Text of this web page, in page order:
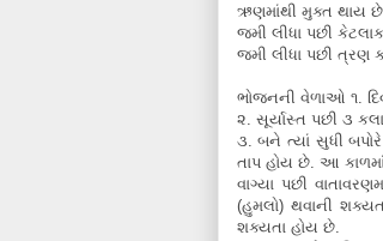
ઋણમાંથી મુક્ત થાય
જમી લીધા પછી
જમી લીધા પછી ત્રણ
ભોજનની વેળાઓ ૧.
૨. સૂર્યાસ્ત પછી ૩
૩. બને ત્યાં સુધી
તાપ હોય છે. આ કાળમાં
વાગ્યા પછી
(હુમલો) થવાની
શક્યતા હોય છે.